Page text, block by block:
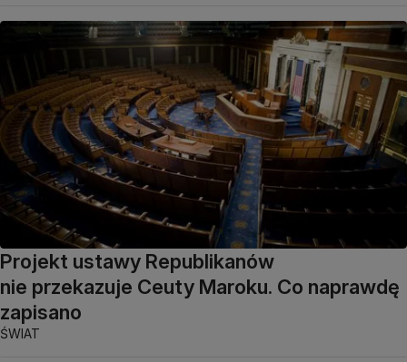
Projekt ustawy Republikanów
nie przekazuje Ceuty Maroku. Co naprawdę
zapisano
ŚWIAT